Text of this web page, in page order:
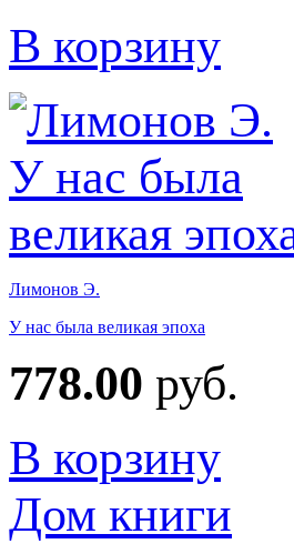
В корзину
Лимонов Э.
У нас была великая эпоха
778.00 руб.
В корзину
Дом книги